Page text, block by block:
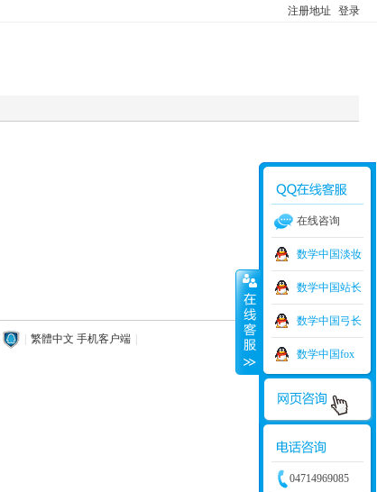
注册地址 登录
在线咨询
数学中国淡妆
数学中国站长
数学中国弓长
数学中国fox
04714969085
繁體中文 手机客户端